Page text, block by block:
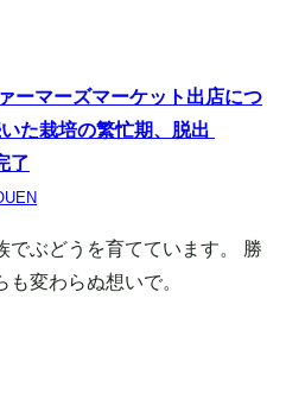
ーマーズマーケット出店につ
た栽培の繁忙期、脱出
了
でぶどうを育てています。 勝
変わらぬ想いで。